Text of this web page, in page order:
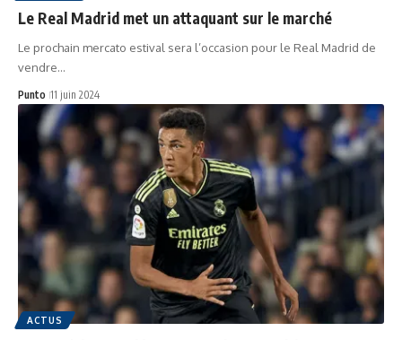
Le Real Madrid met un attaquant sur le marché
Le prochain mercato estival sera l’occasion pour le Real Madrid de
vendre…
Punto 11 juin 2024
ACTUS